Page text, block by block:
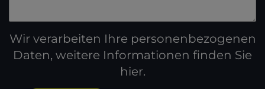
Wir verarbeiten Ihre personenbezogenen
Daten, weitere Informationen finden Sie
hier.